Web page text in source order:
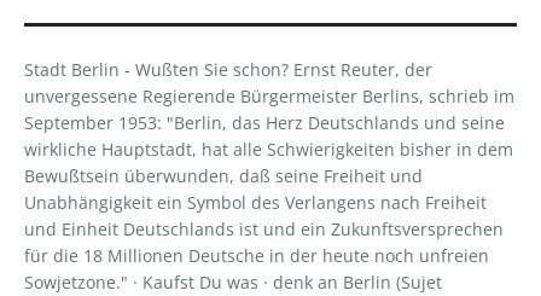
Stadt Berlin - Wußten Sie schon? Ernst Reuter, der
unvergessene Regierende Bürgermeister Berlins, schrieb im
September 1953: "Berlin, das Herz Deutschlands und seine
wirkliche Hauptstadt, hat alle Schwierigkeiten bisher in dem
Bewußtsein überwunden, daß seine Freiheit und
Unabhängigkeit ein Symbol des Verlangens nach Freiheit
und Einheit Deutschlands ist und ein Zukunftsversprechen
für die 18 Millionen Deutsche in der heute noch unfreien
Sowjetzone." · Kaufst Du was · denk an Berlin (Sujet